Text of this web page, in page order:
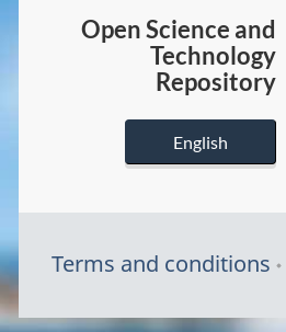
Open Science and
Technology
Repository
English
Terms and conditions